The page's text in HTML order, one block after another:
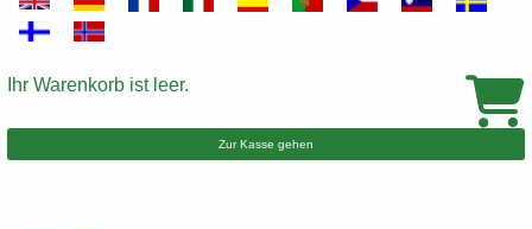
Warenkorb
Ihr Warenkorb ist leer.
Zur Kasse gehen